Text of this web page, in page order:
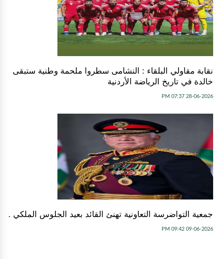
نقابة مقاولي البلقاء : النشامى سطروا ملحمة وطنية ستبقى
خالدة في تاريخ الرياضة الأردنية
28-06-2026 07:37 PM
جمعية التواضرسة التعاونية تهنئ القائد بعيد الجلوس الملكي .
09-06-2026 09:42 PM